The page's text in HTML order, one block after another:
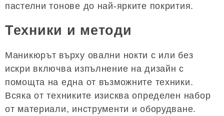
пастелни тонове до най-ярките покрития.
Техники и методи
Маникюрът върху овални нокти с или без
искри включва изпълнение на дизайн с
помощта на една от възможните техники.
Всяка от техниките изисква определен набор
от материали, инструменти и оборудване.